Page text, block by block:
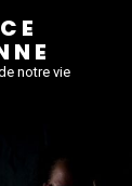
notre vie